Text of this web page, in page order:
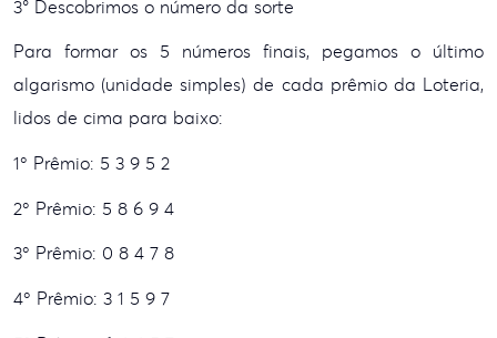
3° Descobrimos o número da sorte
Para formar os 5 números finais, pegamos o último
algarismo (unidade simples) de cada prêmio da Loteria,
lidos de cima para baixo:
1º Prêmio: 5 3 9 5 2
2º Prêmio: 5 8 6 9 4
3º Prêmio: 0 8 4 7 8
4º Prêmio: 3 1 5 9 7